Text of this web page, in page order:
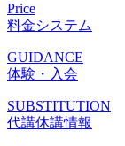
Price
料金システム
GUIDANCE
体験・入会
SUBSTITUTION
代講休講情報